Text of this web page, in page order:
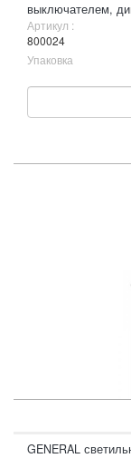
выключателем,
Артикул :
800024
Упаковка
GENERAL